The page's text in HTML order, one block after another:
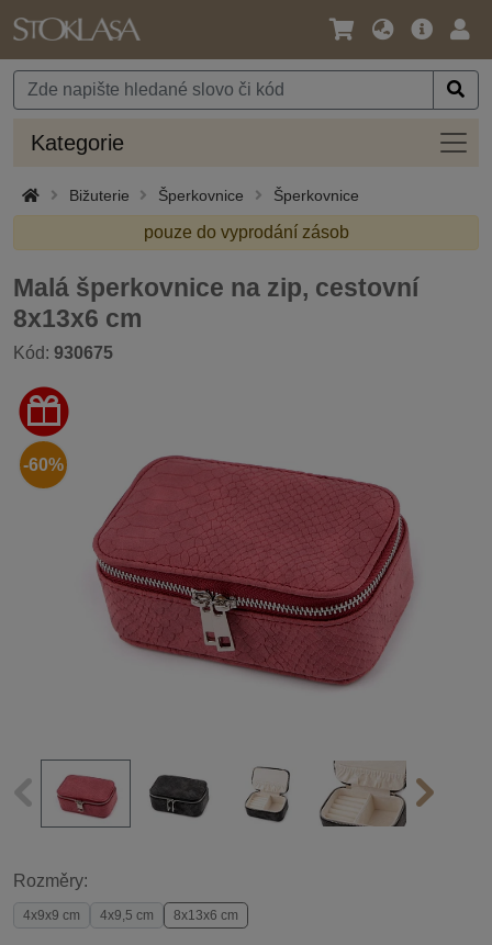
Jazyk
Měna
Hlavní
Kategorie
Bižuterie Šperkovnice Šperkovnice
pouze do vyprodání zásob
Malá šperkovnice na zip, cestovní
8x13x6 cm
Kód: 930675
-60%
Rozměry:
4x9x9 cm 4x9,5 cm 8x13x6 cm